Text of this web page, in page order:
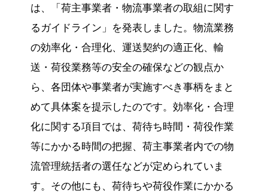
は、「荷主事業者・物流事業者の取組に関す
るガイドライン」を発表しました。物流業務
の効率化・合理化、運送契約の適正化、輸
送・荷役業務等の安全の確保などの観点か
ら、各団体や事業者が実施すべき事柄をまと
めて具体案を提示したのです。効率化・合理
化に関する項目では、荷待ち時間・荷役作業
等にかかる時間の把握、荷主事業者内での物
流管理統括者の選任などが定められていま
す。その他にも、荷待ちや荷役作業にかかる